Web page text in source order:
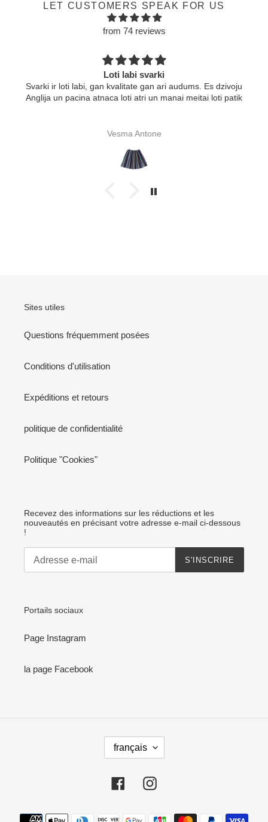
LET CUSTOMERS SPEAK FOR US
from 74 reviews
Loti labi svarki
Svarki ir loti labi, gan kvalitate gan ari audums. Es dzivoju
Anglija un pacina atnaca loti atri un manai meitai loti patik
Vesma Antone
Sites utiles
Questions fréquemment posées
Conditions d'utilisation
Expéditions et retours
politique de confidentialité
Politique "Cookies"
Recevez des informations sur les réductions et les
nouveautés en précisant votre adresse e-mail ci-dessous
!
S'INSCRIRE
Portails sociaux
Page Instagram
la page Facebook
G
français
FacebookInstagram
Moyens